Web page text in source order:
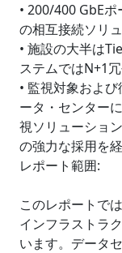
• 200/400 GbE
の相互接続ソリ
• 施設の大半は
ステムではN+1
• 監視対象およ
ータ・センター
視ソリューショ
の強力な採用を
レポート範囲:
このレポートで
インフラストラ
います。データ